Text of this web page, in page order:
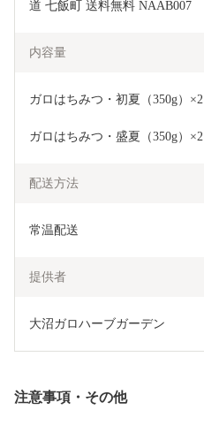
道 七飯町 送料無料 NAAB007
内容量
ガロはちみつ・初夏（350g）×2
ガロはちみつ・盛夏（350g）×2
配送方法
常温配送
提供者
大沼ガロハーブガーデン
注意事項・その他